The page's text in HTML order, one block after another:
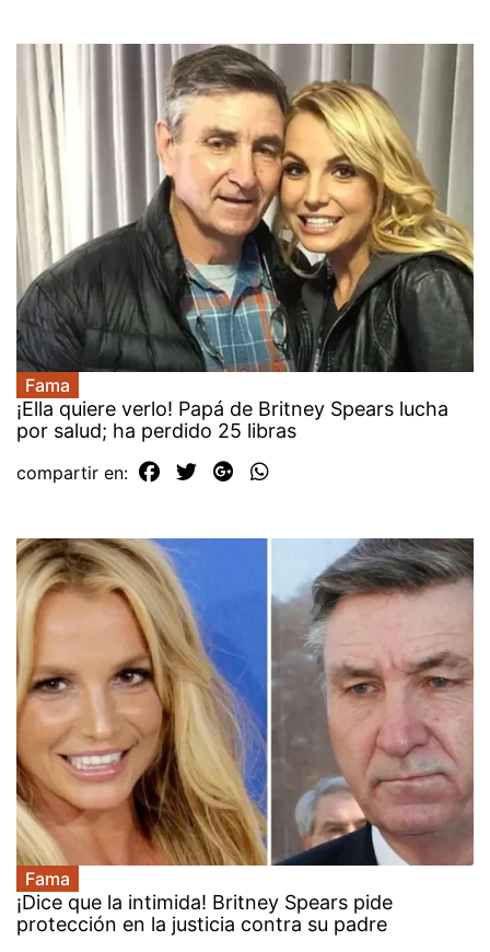
Fama
¡Ella quiere verlo! Papá de Britney Spears lucha
por salud; ha perdido 25 libras
compartir en:
Fama
¡Dice que la intimida! Britney Spears pide
protección en la justicia contra su padre